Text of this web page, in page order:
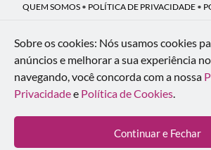
QUEM SOMOS • POLÍTICA DE PRIVACIDADE •
Flores Buruquê | CNPJ:
Rua Coronel João Guilherme Guimarães, 1640 -
80520-280
WhatsApp: (41) 98154-876| Telefone:
© 2024-2026 - Todos os direitos reservados -
Inteligentes
Sobre os cookies: Nós usamos cookies
anúncios e melhorar a sua experiência
navegando, você concorda com a nossa
Privacidadee Política de Cookies.
Continuar e Fechar